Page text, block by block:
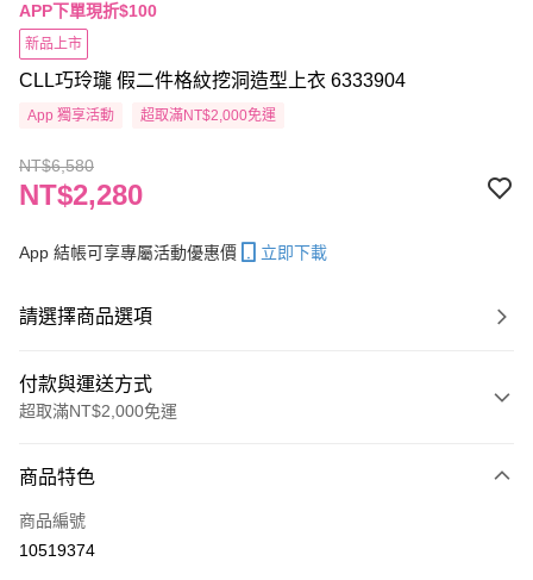
APP下單現折$100
新品上市
CLL巧玲瓏 假二件格紋挖洞造型上衣 6333904
App 獨享活動 超取滿NT$2,000免運
NT$6,580
NT$2,280
App 結帳可享專屬活動優惠價 立即下載
請選擇商品選項
付款與運送方式
超取滿NT$2,000免運
信用卡一次付款
信用卡分期付款
商品特色
商品編號
10519374